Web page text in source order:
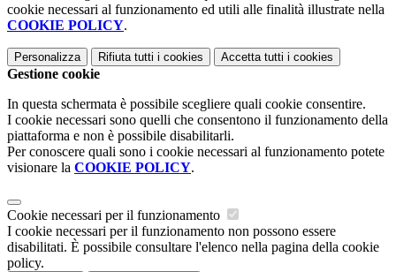
cookie necessari al funzionamento ed utili alle finalità illustrate nella
COOKIE POLICY.
Personalizza Rifiuta tutti i cookies Accetta tutti i cookies
Gestione cookie
In questa schermata è possibile scegliere quali cookie consentire.
I cookie necessari sono quelli che consentono il funzionamento della
piattaforma e non è possibile disabilitarli.
Per conoscere quali sono i cookie necessari al funzionamento potete
visionare la COOKIE POLICY.
Cookie necessari per il funzionamento
I cookie necessari per il funzionamento non possono essere
disabilitati. È possibile consultare l'elenco nella pagina della cookie
policy.